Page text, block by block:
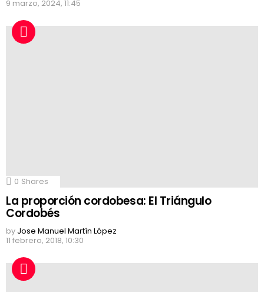
9 marzo, 2024, 11:45
0 Shares
La proporción cordobesa: El Triángulo
Cordobés
by Jose Manuel Martín López
11 febrero, 2018, 10:30